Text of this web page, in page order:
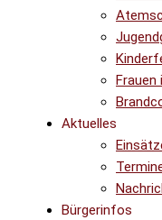
Frauen
Aktuelles
Bürgerinfos